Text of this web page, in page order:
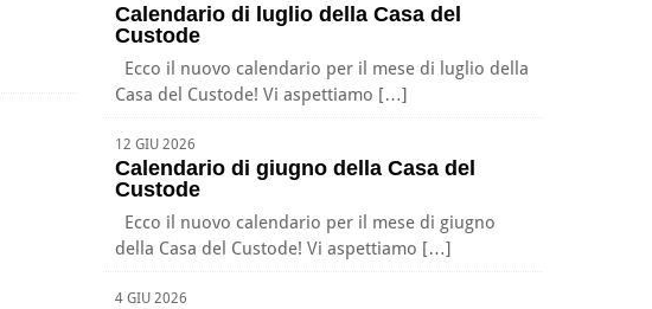
Calendario di luglio della Casa del
Custode
Ecco il nuovo calendario per il mese di luglio della
Casa del Custode! Vi aspettiamo […]
12 GIU 2026
Calendario di giugno della Casa del
Custode
Ecco il nuovo calendario per il mese di giugno
della Casa del Custode! Vi aspettiamo […]
4 GIU 2026